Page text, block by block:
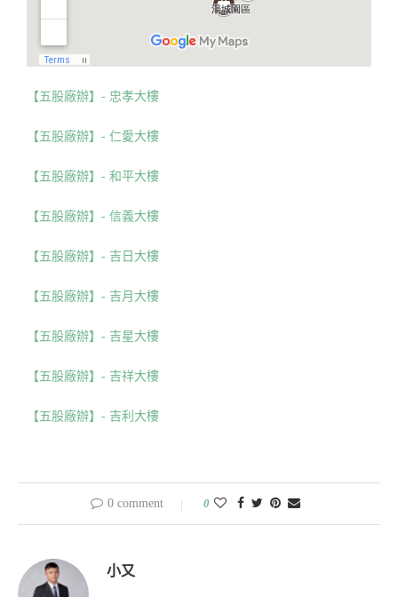
【五股廠辦】- 忠孝大樓
【五股廠辦】- 仁愛大樓
【五股廠辦】- 和平大樓
【五股廠辦】- 信義大樓
【五股廠辦】- 吉日大樓
【五股廠辦】- 吉月大樓
【五股廠辦】- 吉星大樓
【五股廠辦】- 吉祥大樓
【五股廠辦】- 吉利大樓
0 comment 0
小又